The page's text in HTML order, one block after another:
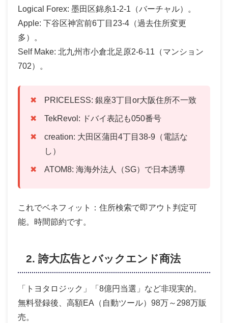
Logical Forex: 墨田区錦糸1-2-1（バーチャル）。
Apple: 下谷区神宮前6丁目23-4（過去住所変更
多）。
Self Make: 北九州市小倉北足原2-6-11（マンション
702）。
PRICELESS: 銀座3丁目or大阪住所不一致
TekRevol: ドバイ表記も050番号
creation: 大田区蒲田4丁目38-9（電話な
し）
ATOM8: 海海外法人（SG）で日本誘導
これでベネフィット：住所検索で即アウト判定可
能。時間節約です。
2. 誇大広告とバックエンド商法
「トヨタロジック」「8億円当選」など非現実的。
無料登録後、高額EA（自動ツール）98万～298万販
売。